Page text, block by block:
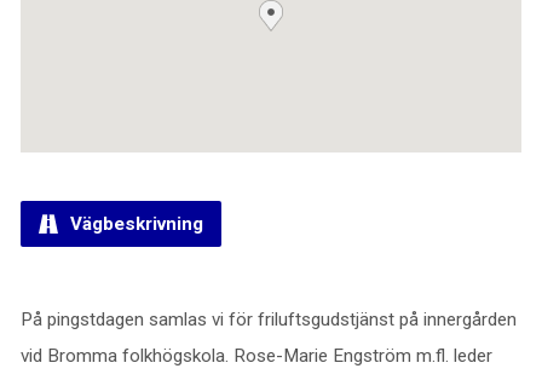
Vägbeskrivning
På pingstdagen samlas vi för friluftsgudstjänst på innergården
vid Bromma folkhögskola. Rose-Marie Engström m.fl. leder